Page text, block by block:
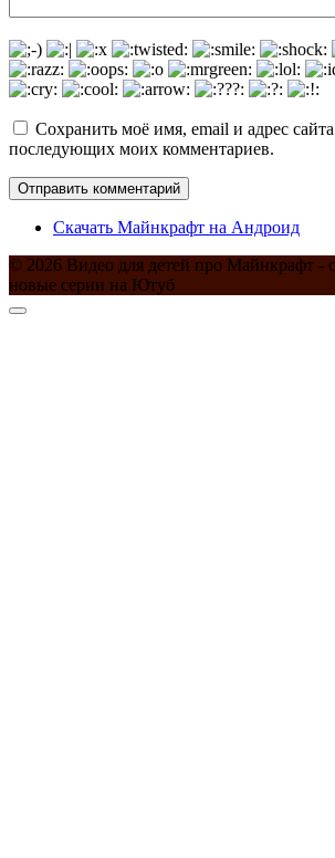
Сохранить моё имя, email и адрес
последующих моих комментариев.
Скачать Майнкрафт на Андроид
© 2026 Видео для детей про Майнкрафт -
новые серии на Ютуб